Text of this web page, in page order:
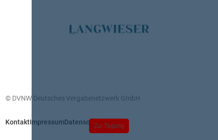
Zur Tagung
© DVNW Deutsches Vergabenetzwerk GmbH
KontaktImpressumDatenschutz